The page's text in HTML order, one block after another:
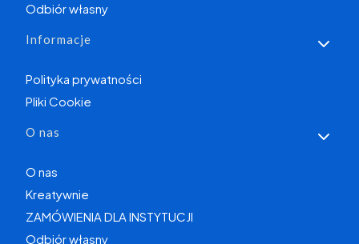
Odbiór własny
Informacje
Polityka prywatności
Pliki Cookie
O nas
O nas
Kreatywnie
ZAMÓWIENIA DLA INSTYTUCJI
Odbiór własny